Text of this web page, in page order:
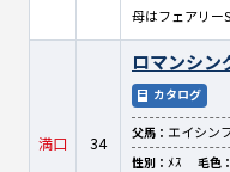
母はフェアリー
満口 34
ロマンシン
カタログ
父馬： エイシン
性別： ﾒｽ 毛色：